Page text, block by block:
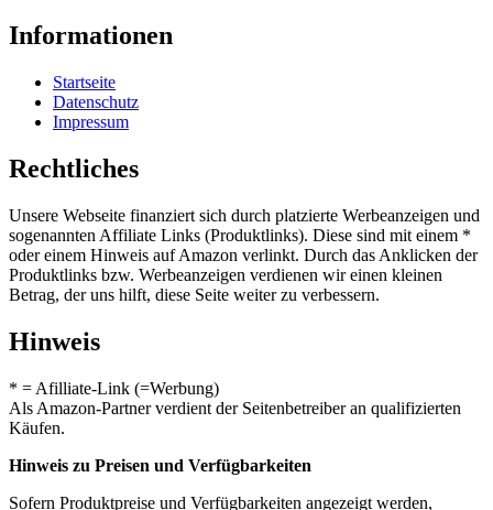
Informationen
Startseite
Datenschutz
Impressum
Rechtliches
Unsere Webseite finanziert sich durch platzierte Werbeanzeigen und
sogenannten Affiliate Links (Produktlinks). Diese sind mit einem *
oder einem Hinweis auf Amazon verlinkt. Durch das Anklicken der
Produktlinks bzw. Werbeanzeigen verdienen wir einen kleinen
Betrag, der uns hilft, diese Seite weiter zu verbessern.
Hinweis
* = Afilliate-Link (=Werbung)
Als Amazon-Partner verdient der Seitenbetreiber an qualifizierten
Käufen.
Hinweis zu Preisen und Verfügbarkeiten
Sofern Produktpreise und Verfügbarkeiten angezeigt werden,